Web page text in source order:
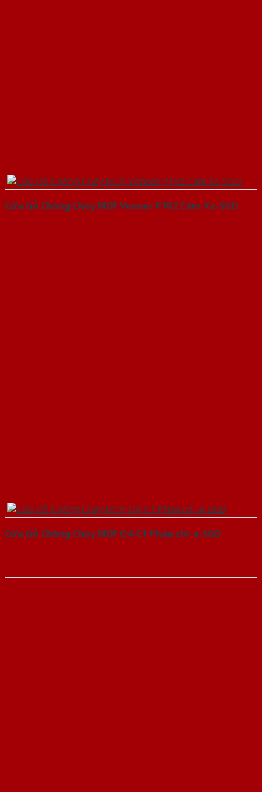
Cửa Gỗ Chống Cháy MDF Veneer P1R2 Căm Xe-SGD
Cửa Gỗ Chống Cháy MDF O4-C1 Phào chi-a-SGD